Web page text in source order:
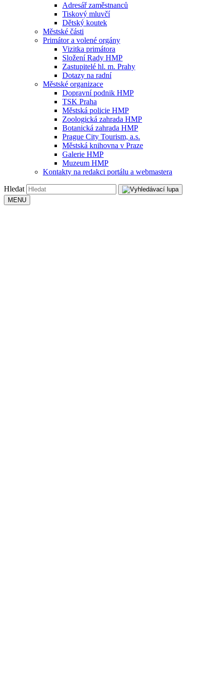
Adresář zaměstnanců
Tiskový mluvčí
Dětský koutek
Městské části
Primátor a volené orgány
Vizitka primátora
Složení Rady HMP
Zastupitelé hl. m. Prahy
Dotazy na radní
Městské organizace
Dopravní podnik HMP
TSK Praha
Městská policie HMP
Zoologická zahrada HMP
Botanická zahrada HMP
Prague City Tourism, a.s.
Městská knihovna v Praze
Galerie HMP
Muzeum HMP
Kontakty na redakci portálu a webmastera
Hledat
MENU